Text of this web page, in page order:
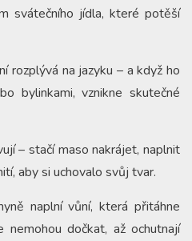
svátečního jídla, které potěší
rozplývá na jazyku – a když ho
bylinkami, vznikne skutečné
– stačí maso nakrájet, naplnit
aby si uchovalo svůj tvar.
naplní vůní, která přitáhne
dočkat, až ochutnají